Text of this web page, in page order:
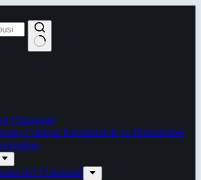
Chamamé
Cultural Inmaterial de la Humanidad
del Chamamé